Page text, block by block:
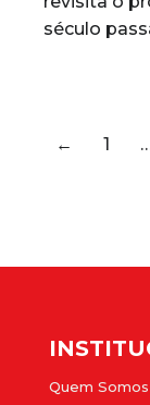
século
← 1
Quem Somos